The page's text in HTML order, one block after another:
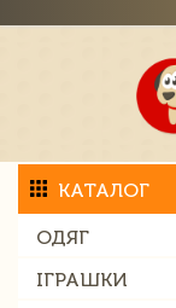
КАТАЛОГ
ОДЯГ
ІГРАШКИ